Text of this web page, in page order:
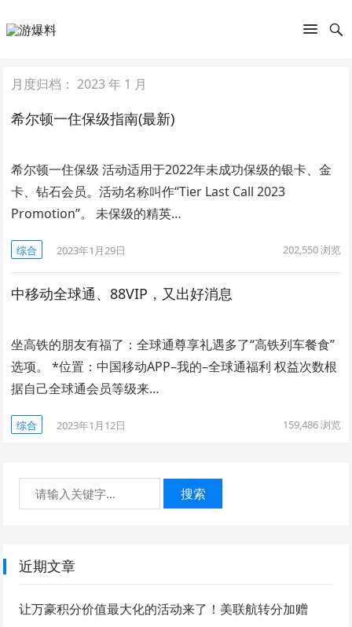
月度归档：2023 年 1 月
希尔顿一住保级指南(最新)
希尔顿一住保级 活动适用于2022年未成功保级的银卡、金
卡、钻石会员。活动名称叫作“Tier Last Call 2023
Promotion”。 未保级的精英…
综合 2023年1月29日 202,550浏览
中移动全球通、88VIP，又出好消息
坐高铁的朋友有福了：全球通尊享礼遇多了“高铁列车餐食”
选项。 *位置：中国移动APP–我的–全球通福利 权益次数根
据自己全球通会员等级来…
综合 2023年1月12日 159,486浏览
搜索
近期文章
让万豪积分价值最大化的活动来了！美联航转分加赠